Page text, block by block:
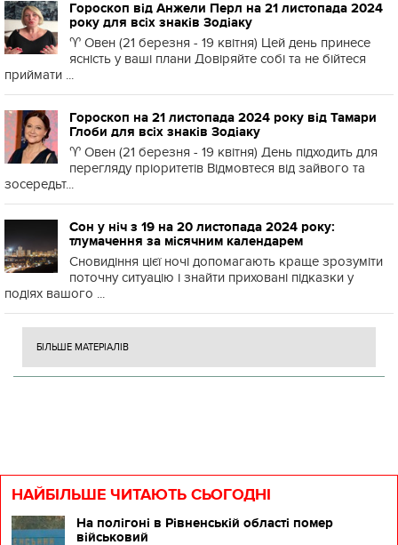
Гороскоп від Анжели Перл на 21 листопада 2024
року для всіх знаків Зодіаку
♈️ Овен (21 березня - 19 квітня) Цей день принесе
ясність у ваші плани Довіряйте собі та не бійтеся
приймати ...
Гороскоп на 21 листопада 2024 року від Тамари
Глоби для всіх знаків Зодіаку
♈️ Овен (21 березня - 19 квітня) День підходить для
перегляду пріоритетів Відмовтеся від зайвого та
зосередьт...
Сон у ніч з 19 на 20 листопада 2024 року:
тлумачення за місячним календарем
Сновидіння цієї ночі допомагають краще зрозуміти
поточну ситуацію і знайти приховані підказки у
подіях вашого ...
БІЛЬШЕ МАТЕРІАЛІВ
НАЙБІЛЬШЕ ЧИТАЮТЬ СЬОГОДНІ
На полігоні в Рівненській області помер
військовий